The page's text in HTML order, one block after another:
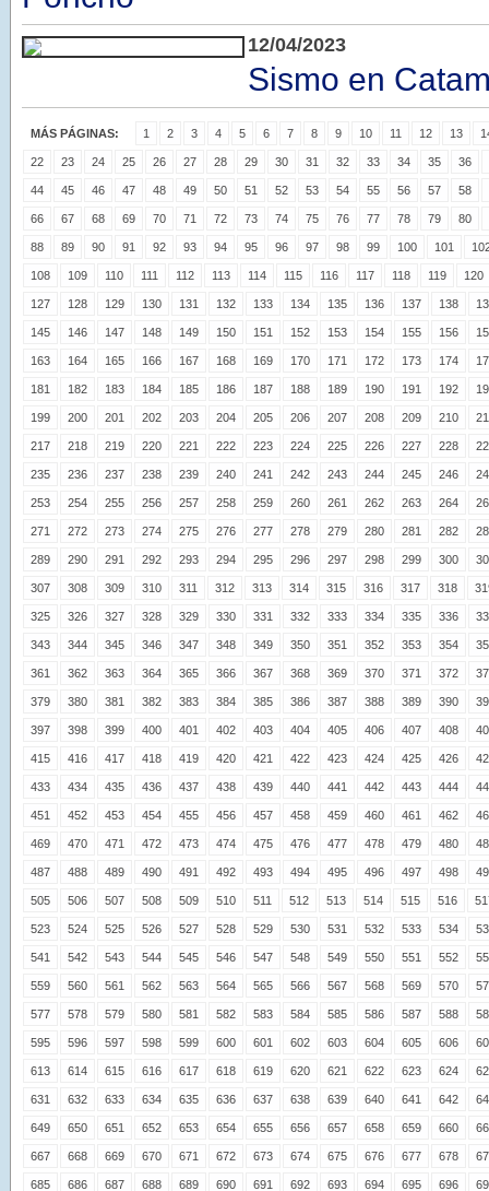
12/04/2023
Sismo en
MÁS PÁGINAS: 1 2 3 4 5 6 7 8 9 10 11 12 13
22 23 24 25 26 27 28 29 30 31 32 33 34 35 36
44 45 46 47 48 49 50 51 52 53 54 55 56 57 58
66 67 68 69 70 71 72 73 74 75 76 77 78 79 80
88 89 90 91 92 93 94 95 96 97 98 99 100 101
108 109 110 111 112 113 114 115 116 117 118 119 120
127 128 129 130 131 132 133 134 135 136 137 138
145 146 147 148 149 150 151 152 153 154 155 156
163 164 165 166 167 168 169 170 171 172 173 174
181 182 183 184 185 186 187 188 189 190 191 192
199 200 201 202 203 204 205 206 207 208 209 210
217 218 219 220 221 222 223 224 225 226 227 228
235 236 237 238 239 240 241 242 243 244 245 246
253 254 255 256 257 258 259 260 261 262 263 264
271 272 273 274 275 276 277 278 279 280 281 282
289 290 291 292 293 294 295 296 297 298 299 300
307 308 309 310 311 312 313 314 315 316 317 318
325 326 327 328 329 330 331 332 333 334 335 336
343 344 345 346 347 348 349 350 351 352 353 354
361 362 363 364 365 366 367 368 369 370 371 372
379 380 381 382 383 384 385 386 387 388 389 390
397 398 399 400 401 402 403 404 405 406 407 408
415 416 417 418 419 420 421 422 423 424 425 426
433 434 435 436 437 438 439 440 441 442 443 444
451 452 453 454 455 456 457 458 459 460 461 462
469 470 471 472 473 474 475 476 477 478 479 480
487 488 489 490 491 492 493 494 495 496 497 498
505 506 507 508 509 510 511 512 513 514 515 516
523 524 525 526 527 528 529 530 531 532 533 534
541 542 543 544 545 546 547 548 549 550 551 552
559 560 561 562 563 564 565 566 567 568 569 570
577 578 579 580 581 582 583 584 585 586 587 588
595 596 597 598 599 600 601 602 603 604 605 606
613 614 615 616 617 618 619 620 621 622 623 624
631 632 633 634 635 636 637 638 639 640 641 642
649 650 651 652 653 654 655 656 657 658 659 660
667 668 669 670 671 672 673 674 675 676 677 678
685 686 687 688 689 690 691 692 693 694 695 696